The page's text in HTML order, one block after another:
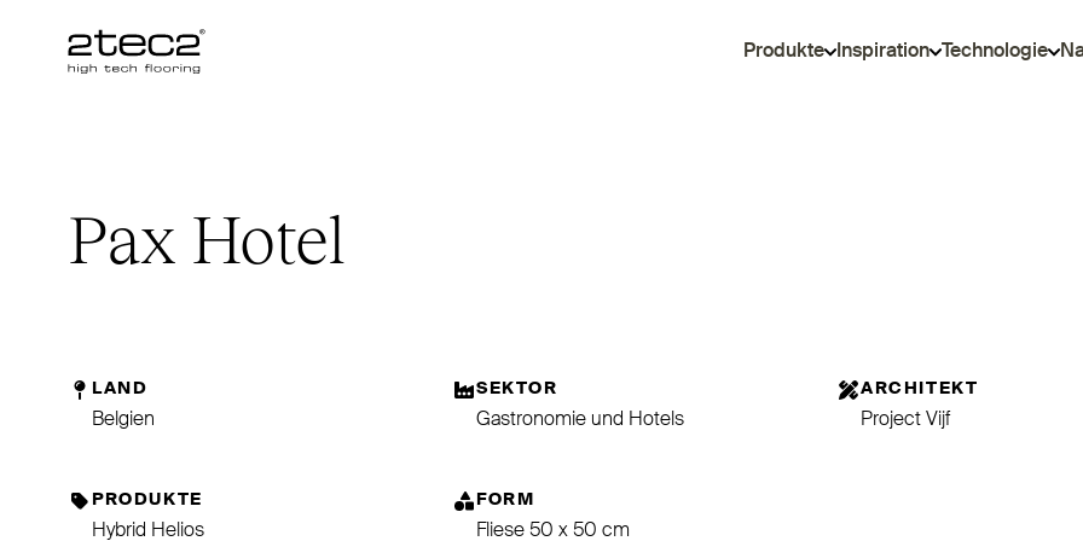
Primary Produkte Inspiration Technologie
Pax Hotel
LAND
Belgien
SEKTOR
Gastronomie und Hotels
ARCHITEKT
Project Vijf
PRODUKTE
Hybrid Helios
FORM
Fliese 50 x 50 cm